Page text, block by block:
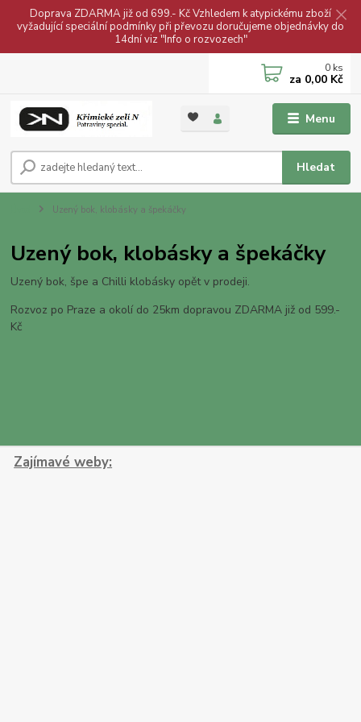
Doprava ZDARMA již od 699.- Kč Vzhledem k atypickému zboží
vyžadující speciální podmínky při převozu doručujeme objednávky do
14dní viz "Info o rozvozech"
Menu
Hledat
0 ks
za 0,00 Kč
Uzený bok, klobásky a špekáčky
Uzený bok, klobásky a špekáčky
Uzený bok, špe a Chilli klobásky opět v prodeji.
Rozvoz po Praze a okolí do 25km dopravou ZDARMA již od 599.-
Kč
Zajímavé weby: